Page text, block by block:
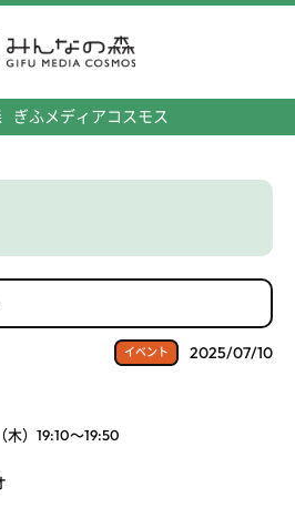
ぎふメディアコスモス
イベント 2025/07/10
木）19:10～19:50